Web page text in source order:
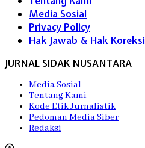
Media Sosial
Privacy Policy
Hak Jawab & Hak Koreksi
JURNAL SIDAK NUSANTARA
Media Sosial
Tentang Kami
Kode Etik Jurnalistik
Pedoman Media Siber
Redaksi